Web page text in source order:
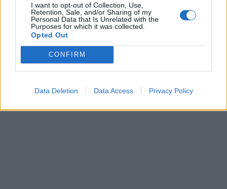
I want to opt-out of Collection, Use,
Retention, Sale, and/or Sharing of my
Personal Data that Is Unrelated with the
Purposes for which it was collected.
Opted Out
CONFIRM
Data Deletion Data Access Privacy Policy